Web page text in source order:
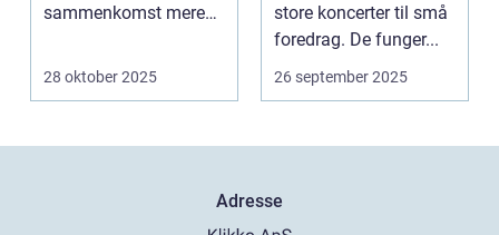
sammenkomst mere
28 oktober 2025
store koncerter til små
foredrag. De funger...
26 september 2025
Adresse